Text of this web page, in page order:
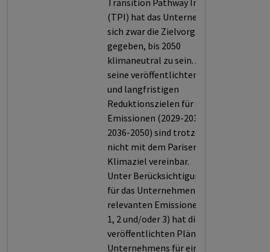
Transition Pathway Initiative
(TPI) hat das Unternehmen
sich zwar die Zielvorgabe
gegeben, bis 2050
klimaneutral zu sein. Aber
seine veröffentlichten mittel-
und langfristigen
Reduktionszielen für seine
Emissionen (2029-2035 bzw.
2036-2050) sind trotzdem
nicht mit dem Pariser
Klimaziel vereinbar.
Unter Berücksichtigung der
für das Unternehmen
relevanten Emissionen (Scope
1, 2 und/oder 3) hat die TPI die
veröffentlichten Pläne des
Unternehmens für einen